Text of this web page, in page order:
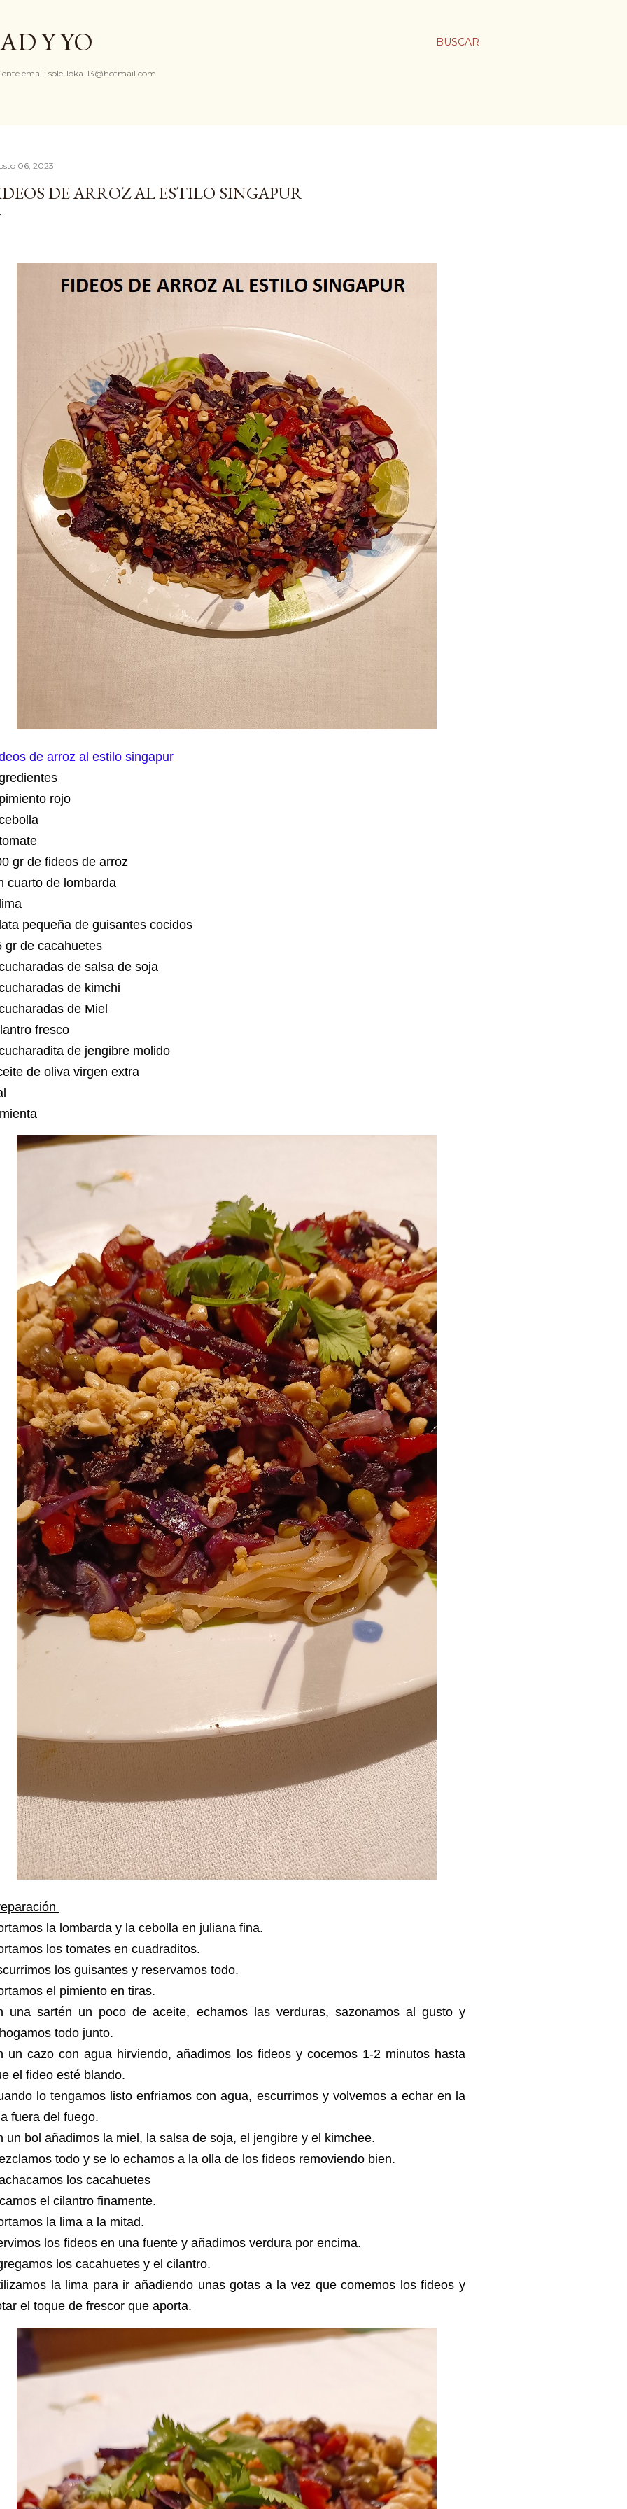
BUSCAR
Y YO
email: sole-loka-13@hotmail.com
06, 2023
DE ARROZ AL ESTILO SINGAPUR
de arroz al estilo singapur
rojo
gr de fideos de arroz
cuarto de lombarda
pequeña de guisantes cocidos
gr de cacahuetes
de salsa de soja
de kimchi
de Miel
fresco
de jengibre molido
de oliva virgen extra
la lombarda y la cebolla en juliana fina.
los tomates en cuadraditos.
los guisantes y reservamos todo.
el pimiento en tiras.
una sartén un poco de aceite, echamos las verduras, sazonamos al gusto y
todo junto.
un cazo con agua hirviendo, añadimos los fideos y cocemos 1-2 minutos hasta
el fideo esté blando.
lo tengamos listo enfriamos con agua, escurrimos y volvemos a echar en la
fuera del fuego.
un bol añadimos la miel, la salsa de soja, el jengibre y el kimchee.
todo y se lo echamos a la olla de los fideos removiendo bien.
los cacahuetes
el cilantro finamente.
la lima a la mitad.
los fideos en una fuente y añadimos verdura por encima.
los cacahuetes y el cilantro.
la lima para ir añadiendo unas gotas a la vez que comemos los fideos y
el toque de frescor que aporta.